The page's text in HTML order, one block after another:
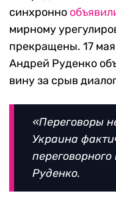
синхронно
мирному
прекращены. 17
Андрей Руденко
вину за срыв
«Переговоры
Украина
Руденко.